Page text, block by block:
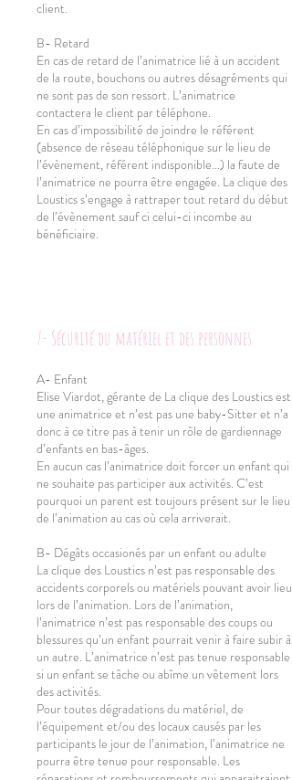
client.
B- Retard
En cas de retard de l’animatrice lié à un accident
de la route, bouchons ou autres désagréments qui
ne sont pas de son ressort. L’animatrice
contactera le client par téléphone.
En cas d’impossibilité de joindre le référent
(absence de réseau téléphonique sur le lieu de
l’évènement, référent indisponible...) la faute de
l’animatrice ne pourra être engagée. La clique des
Loustics s’engage à rattraper tout retard du début
de l’évènement sauf ci celui-ci incombe au
bénéficiaire.
7- Sécurité du matériel et des personnes
A- Enfant
Elise Viardot, gérante de La clique des Loustics est
une animatrice et n’est pas une baby-Sitter et n’a
donc à ce titre pas à tenir un rôle de gardiennage
d’enfants en bas-âges.
En aucun cas l’animatrice doit forcer un enfant qui
ne souhaite pas participer aux activités. C’est
pourquoi un parent est toujours présent sur le lieu
de l’animation au cas où cela arriverait.
B- Dégâts occasionés par un enfant ou adulte
La clique des Loustics n’est pas responsable des
accidents corporels ou matériels pouvant avoir lieu
lors de l’animation. Lors de l’animation,
l’animatrice n’est pas responsable des coups ou
blessures qu’un enfant pourrait venir à faire subir à
un autre. L’animatrice n’est pas tenue responsable
si un enfant se tâche ou abîme un vêtement lors
des activités.
Pour toutes dégradations du matériel, de
l’équipement et/ou des locaux causés par les
participants le jour de l’animation, l’animatrice ne
pourra être tenue pour responsable. Les